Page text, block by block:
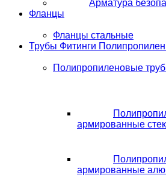
Арматура
Фланцы
Фланцы стальные
Трубы Фитинги
Полипропиленовые
армированные
армированные